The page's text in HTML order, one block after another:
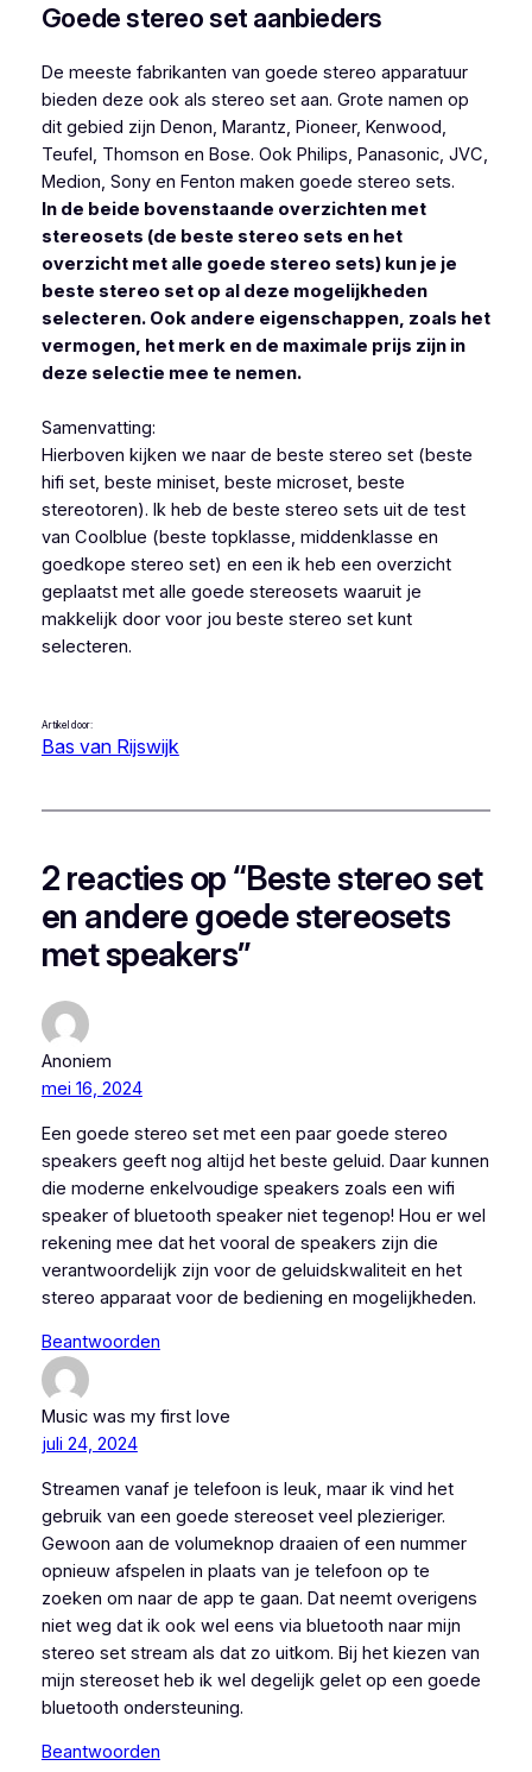
Goede stereo set aanbieders
De meeste fabrikanten van goede stereo apparatuur
bieden deze ook als stereo set aan. Grote namen op
dit gebied zijn Denon, Marantz, Pioneer, Kenwood,
Teufel, Thomson en Bose. Ook Philips, Panasonic, JVC,
Medion, Sony en Fenton maken goede stereo sets.
In de beide bovenstaande overzichten met
stereosets (de beste stereo sets en het
overzicht met alle goede stereo sets) kun je je
beste stereo set op al deze mogelijkheden
selecteren. Ook andere eigenschappen, zoals het
vermogen, het merk en de maximale prijs zijn in
deze selectie mee te nemen.
Samenvatting:
Hierboven kijken we naar de beste stereo set (beste
hifi set, beste miniset, beste microset, beste
stereotoren). Ik heb de beste stereo sets uit de test
van Coolblue (beste topklasse, middenklasse en
goedkope stereo set) en een ik heb een overzicht
geplaatst met alle goede stereosets waaruit je
makkelijk door voor jou beste stereo set kunt
selecteren.
Artikel door:
Bas van Rijswijk
2 reacties op “Beste stereo set
en andere goede stereosets
met speakers”
Anoniem
mei 16, 2024
Een goede stereo set met een paar goede stereo
speakers geeft nog altijd het beste geluid. Daar kunnen
die moderne enkelvoudige speakers zoals een wifi
speaker of bluetooth speaker niet tegenop! Hou er wel
rekening mee dat het vooral de speakers zijn die
verantwoordelijk zijn voor de geluidskwaliteit en het
stereo apparaat voor de bediening en mogelijkheden.
Beantwoorden
Music was my first love
juli 24, 2024
Streamen vanaf je telefoon is leuk, maar ik vind het
gebruik van een goede stereoset veel plezieriger.
Gewoon aan de volumeknop draaien of een nummer
opnieuw afspelen in plaats van je telefoon op te
zoeken om naar de app te gaan. Dat neemt overigens
niet weg dat ik ook wel eens via bluetooth naar mijn
stereo set stream als dat zo uitkom. Bij het kiezen van
mijn stereoset heb ik wel degelijk gelet op een goede
bluetooth ondersteuning.
Beantwoorden